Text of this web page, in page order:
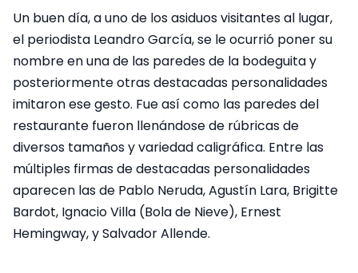
Un buen día, a uno de los asiduos visitantes al lugar,
el periodista Leandro García, se le ocurrió poner su
nombre en una de las paredes de la bodeguita y
posteriormente otras destacadas personalidades
imitaron ese gesto. Fue así como las paredes del
restaurante fueron llenándose de rúbricas de
diversos tamaños y variedad caligráfica. Entre las
múltiples firmas de destacadas personalidades
aparecen las de Pablo Neruda, Agustín Lara, Brigitte
Bardot, Ignacio Villa (Bola de Nieve), Ernest
Hemingway, y Salvador Allende.